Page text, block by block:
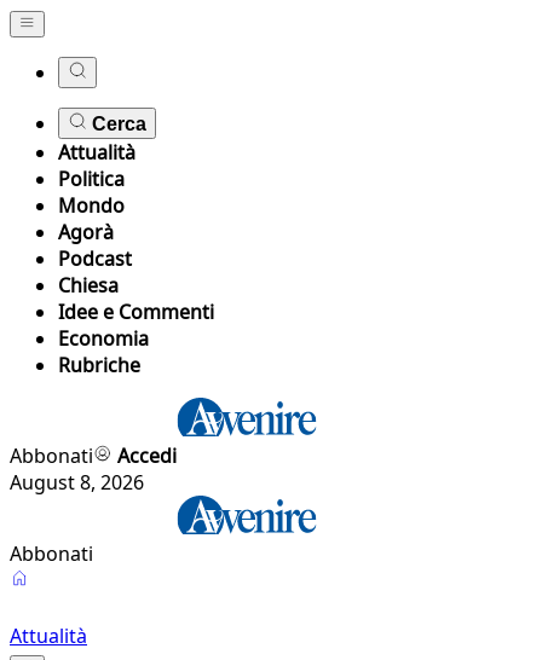
Cerca
Attualità
Politica
Mondo
Agorà
Podcast
Chiesa
Idee e Commenti
Economia
Rubriche
Abbonati
Accedi
August 8, 2026
Abbonati
Attualità